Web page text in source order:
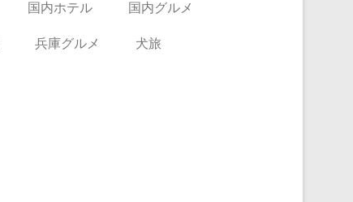
国内ホテル 国内グルメ
兵庫グルメ 犬旅